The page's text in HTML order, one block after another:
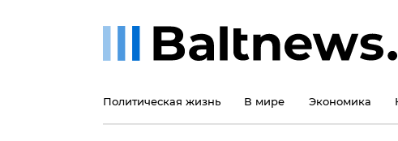
Политическая жизнь В мире Экономика